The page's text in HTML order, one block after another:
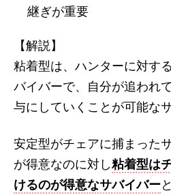
継ぎが重要
【解説】
粘着型は、ハンターに対す
バイバーで、自分が追われ
与にしていくことが可能な
安定型がチェアに捕まった
が得意なのに対し粘着型は
けるのが得意なサバイバー